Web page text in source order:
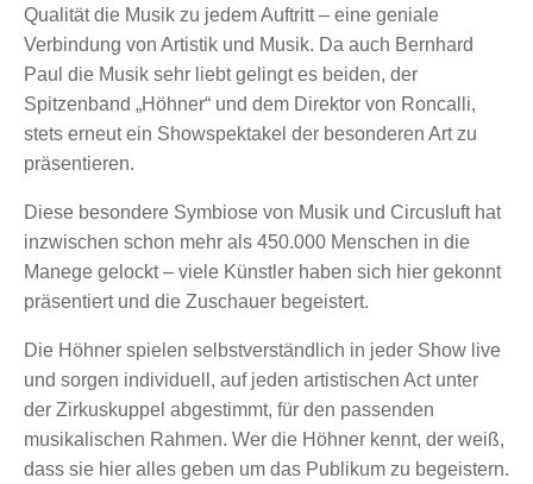
Qualität die Musik zu jedem Auftritt – eine geniale
Verbindung von Artistik und Musik. Da auch Bernhard
Paul die Musik sehr liebt gelingt es beiden, der
Spitzenband „Höhner“ und dem Direktor von Roncalli,
stets erneut ein Showspektakel der besonderen Art zu
präsentieren.
Diese besondere Symbiose von Musik und Circusluft hat
inzwischen schon mehr als 450.000 Menschen in die
Manege gelockt – viele Künstler haben sich hier gekonnt
präsentiert und die Zuschauer begeistert.
Die Höhner spielen selbstverständlich in jeder Show live
und sorgen individuell, auf jeden artistischen Act unter
der Zirkuskuppel abgestimmt, für den passenden
musikalischen Rahmen. Wer die Höhner kennt, der weiß,
dass sie hier alles geben um das Publikum zu begeistern.